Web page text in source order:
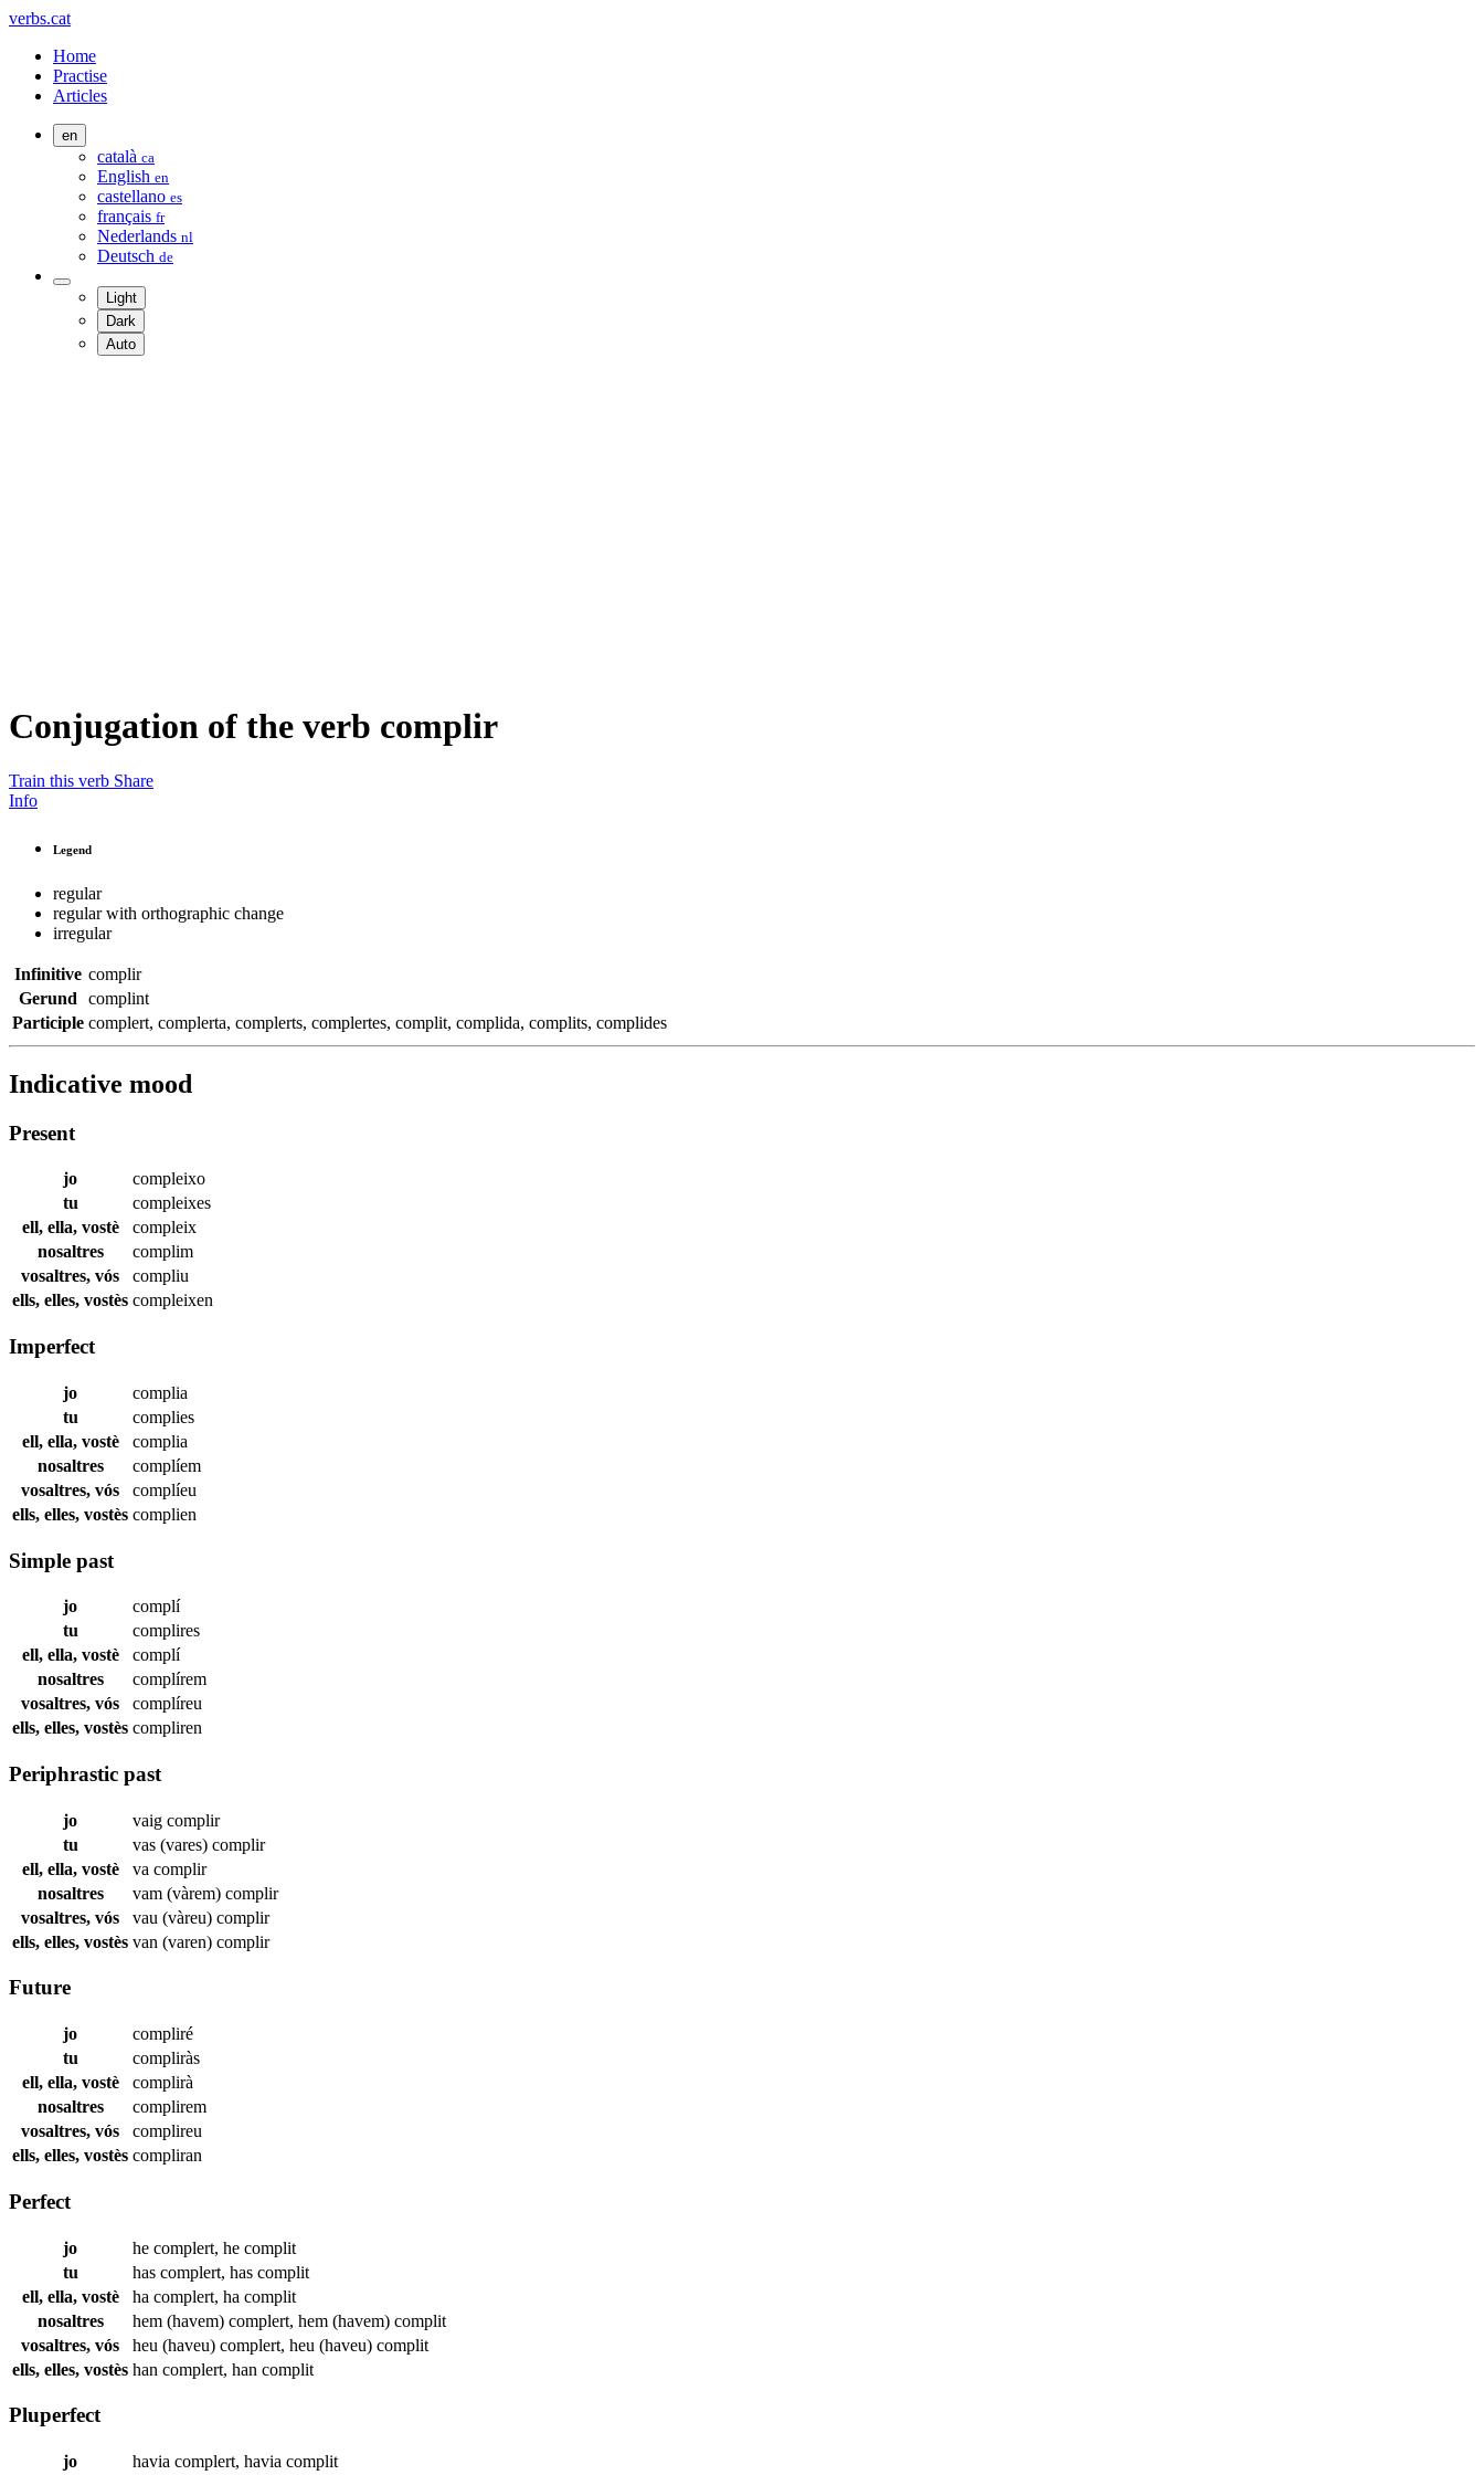
verbs.cat
Home
Practise
Articles
en
català ca
English en
castellano es
français fr
Nederlands nl
Deutsch de
Light
Dark
Auto
Conjugation of the verb complir
Train this verb Share
Info
Legend
regular
regular with orthographic change
irregular
Infinitive complir
Gerund
complint
Participle complert, complerta, complerts, complertes, complit, complida, complits, complides
Indicative mood
Present
jo
compleixo
tu
compleixes
ell, ella, vostè
compleix
nosaltres
complim
vosaltres, vós
compliu
ells, elles, vostès compleixen
Imperfect
jo
complia
tu
complies
ell, ella, vostè
complia
nosaltres
complíem
vosaltres, vós
complíeu
ells, elles, vostès complien
Simple past
jo
complí
tu
complires
ell, ella, vostè
complí
nosaltres
complírem
vosaltres, vós
complíreu
ells, elles, vostès compliren
Periphrastic past
jo vaig complir
tu
vas (vares) complir
ell, ella, vostè
va complir
nosaltres
vam (vàrem) complir
vosaltres, vós
vau (vàreu) complir
ells, elles, vostès van (varen) complir
Future
jo
compliré
tu
compliràs
ell, ella, vostè
complirà
nosaltres
complirem
vosaltres, vós
complireu
ells, elles, vostès compliran
Perfect
jo he complert, he complit
tu
has complert, has complit
ell, ella, vostè
ha complert, ha complit
nosaltres
hem (havem) complert, hem (havem) complit
vosaltres, vós
heu (haveu) complert, heu (haveu) complit
ells, elles, vostès han complert, han complit
Pluperfect
jo havia complert, havia complit